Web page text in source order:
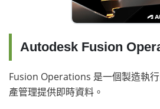
Autodesk Fusion
Fusion Operations 是一個製造執
產管理提供即時資料。